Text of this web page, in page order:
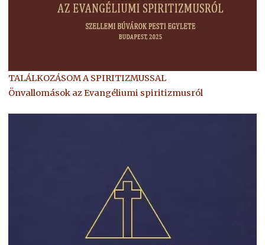
TALÁLKOZÁSOM A SPIRITIZMUSSAL
Önvallomások az Evangéliumi spiritizmusról